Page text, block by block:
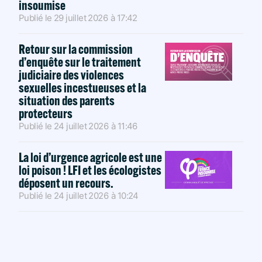
insoumise
Publié le 29 juillet 2026 à 17:42
Retour sur la commission
d’enquête sur le traitement
judiciaire des violences
sexuelles incestueuses et la
situation des parents
protecteurs
Publié le 24 juillet 2026 à 11:46
La loi d’urgence agricole est une
loi poison ! LFI et les écologistes
déposent un recours.
Publié le 24 juillet 2026 à 10:24